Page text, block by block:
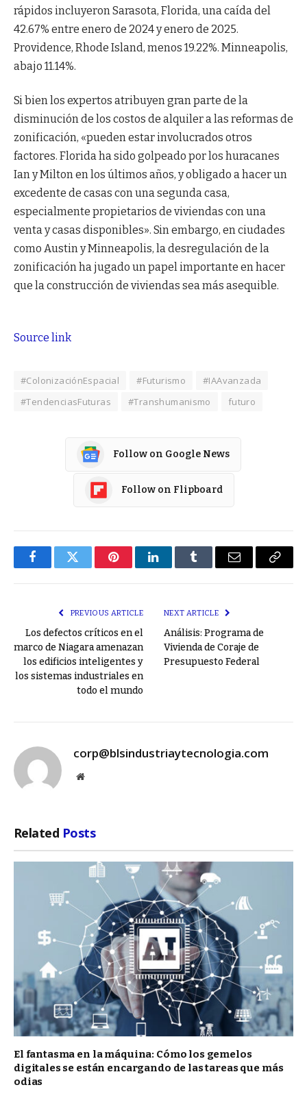
rápidos incluyeron Sarasota, Florida, una caída del
42.67% entre enero de 2024 y enero de 2025.
Providence, Rhode Island, menos 19.22%. Minneapolis,
abajo 11.14%.
Si bien los expertos atribuyen gran parte de la
disminución de los costos de alquiler a las reformas de
zonificación, «pueden estar involucrados otros
factores. Florida ha sido golpeado por los huracanes
Ian y Milton en los últimos años, y obligado a hacer un
excedente de casas con una segunda casa,
especialmente propietarios de viviendas con una
venta y casas disponibles». Sin embargo, en ciudades
como Austin y Minneapolis, la desregulación de la
zonificación ha jugado un papel importante en hacer
que la construcción de viviendas sea más asequible.
Source link
#ColonizaciónEspacial #Futurismo
#IAAvanzada
#TendenciasFuturas
#Transhumanismo futuro
Follow on Google News
Follow on Flipboard
FacebookTwitter PinterestLinkedInTumblr Email
Copy
PREVIOUS ARTICLE
Los defectos críticos en el
marco de Niagara amenazan
los edificios inteligentes y
los sistemas industriales en
todo el mundo
NEXT ARTICLE
Análisis: Programa de
Vivienda de Coraje de
Presupuesto Federal
corp@blsindustriaytecnologia.com
Website
Related Posts
El fantasma en la máquina: Cómo los gemelos
digitales se están encargando de las tareas que más
odias